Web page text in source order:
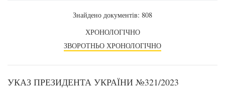
Знайдено документів: 808
ХРОНОЛОГІЧНО
ЗВОРОТНЬО ХРОНОЛОГІЧНО
УКАЗ ПРЕЗИДЕНТА УКРАЇНИ №321/2023